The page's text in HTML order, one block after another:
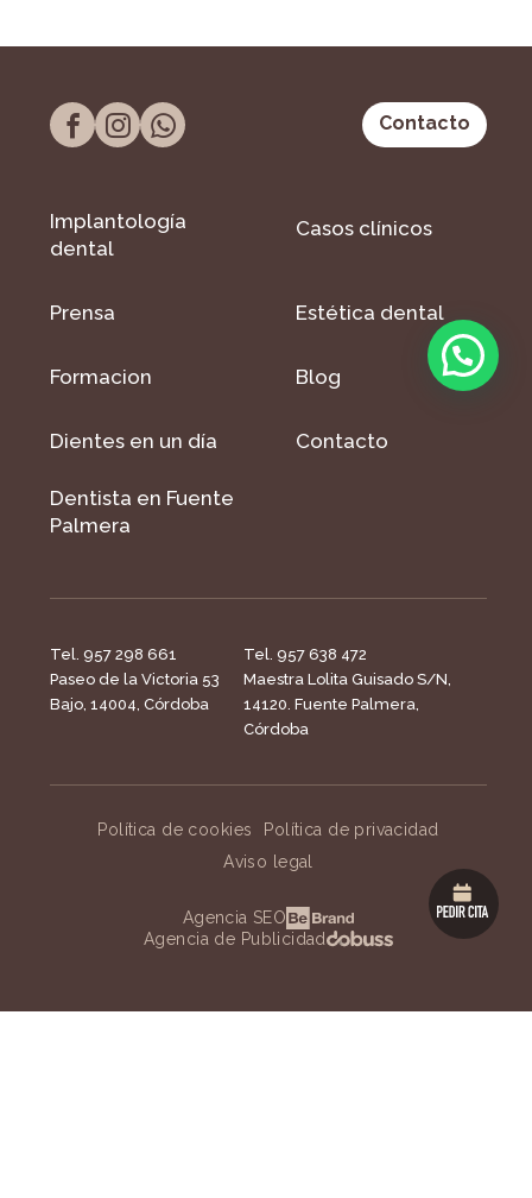
Contacto
Implantología
dental
Casos clínicos
Prensa Estética dental
Formacion Blog
Dientes en un día Contacto
Dentista en Fuente
Palmera
Tel. 957 298 661
Paseo de la Victoria 53
Bajo, 14004, Córdoba
Tel. 957 638 472
Maestra Lolita Guisado S/N,
14120. Fuente Palmera,
Córdoba
Política de cookies
Política de privacidad
Aviso legal
Agencia SEO
Agencia de Publicidad